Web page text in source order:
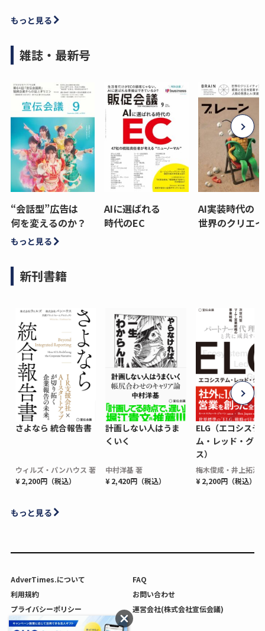
もっと見る
雑誌・最新号
“会話型”広告は
何を変えるのか？
AIに選ばれる
時代のEC
AI実装時代の
世界のクリエ
もっと見る
新刊書籍
さよなら 統合報告書
ウィルズ・パンハウス 著
¥ 2,200円（税込）
計画しない人はうま
くいく
中村洋基 著
¥ 2,420円（税込）
ELG（エコシステ
ム・レッド・グロ
ス）
梅木俊成・井上拓海
¥ 2,200円（税込）
もっと見る
AdverTimes.について
FAQ
利用規約
お問い合わせ
プライバシーポリシー
運営会社(株式会社宣伝会議)
利用者情報の外部送信について